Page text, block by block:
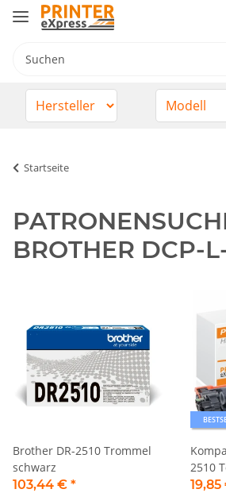
Startseite
BROTHER DCP-
Brother DR-2510 Trommel
schwarz
103,44 € *
2510
Chip